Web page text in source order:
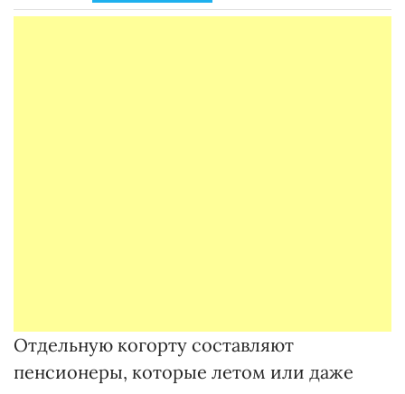
Отдельную когорту составляют
пенсионеры, которые летом или даже